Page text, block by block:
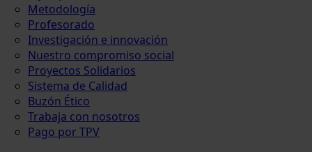
Metodología
Profesorado
Investigación e innovación
Nuestro compromiso social
Proyectos Solidarios
Sistema de Calidad
Buzón Ético
Trabaja con nosotros
Pago por TPV